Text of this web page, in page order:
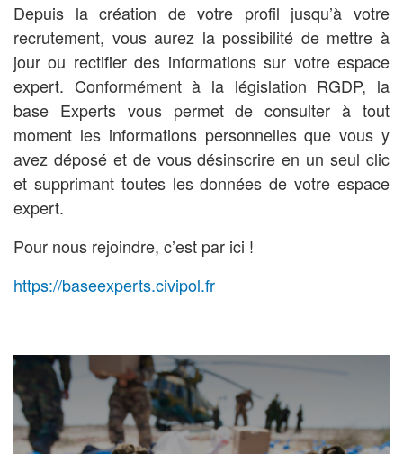
Depuis la création de votre profil jusqu’à votre
recrutement, vous aurez la possibilité de mettre à
jour ou rectifier des informations sur votre espace
expert. Conformément à la législation RGDP, la
base Experts vous permet de consulter à tout
moment les informations personnelles que vous y
avez déposé et de vous désinscrire en un seul clic
et supprimant toutes les données de votre espace
expert.
Pour nous rejoindre, c’est par ici !
https://baseexperts.civipol.fr